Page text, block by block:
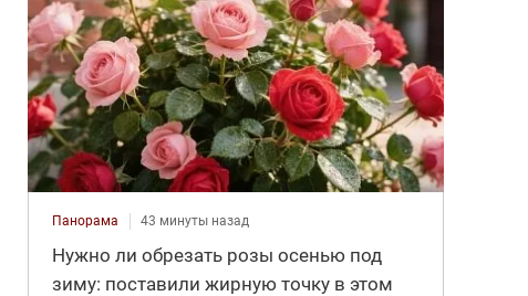
Панорама 43 минуты назад
Нужно ли обрезать розы осенью под
зиму: поставили жирную точку в этом